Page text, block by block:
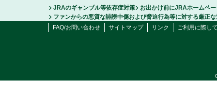
JRAのギャンブル等依存症対策
お出かけ前にJRAホームペ
ファンからの悪質な誹謗中傷および脅迫行為等に対する厳正
FAQ/お問い合わせ
サイトマップ リンク ご利用に際し